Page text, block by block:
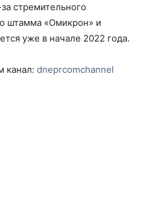
стремительного
штамма «Омикрон» и
уже в начале 2022 года.
канал: dneprcomchannel